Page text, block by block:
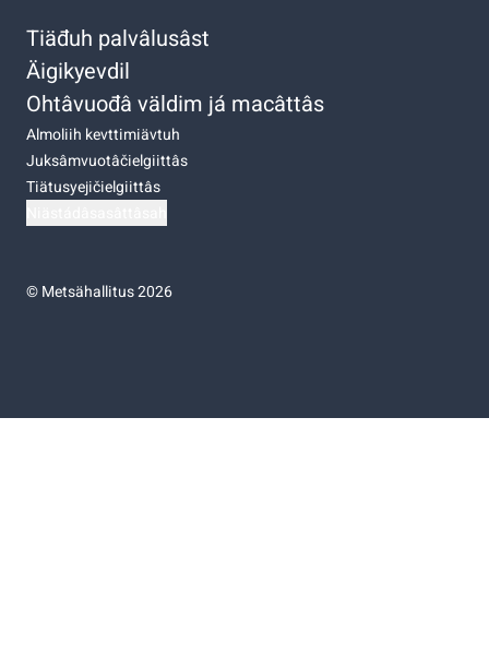
Tiäđuh palvâlusâst
Äigikyevdil
Ohtâvuođâ väldim já macâttâs
Almoliih kevttimiävtuh
Juksâmvuotâčielgiittâs
Tiätusyejičielgiittâs
©Metsähallitus 2026